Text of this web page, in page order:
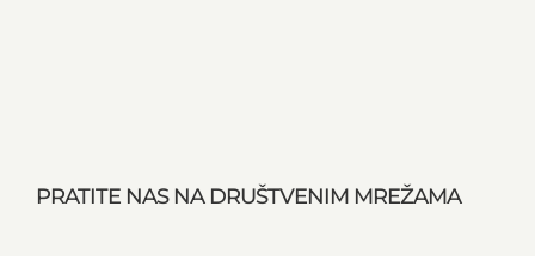
PRATITE NAS NA DRUŠTVENIM MREŽAMA